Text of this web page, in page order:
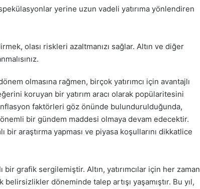
yerine uzun vadeli yatırıma yönlendiren
olası riskleri azaltmanızı sağlar. Altın ve diğer
olmasına rağmen, birçok yatırımcı için avantajlı
koruyan bir yatırım aracı olarak popülaritesini
faktörleri göz önünde bulundurulduğunda,
önemli bir gündem maddesi olmaya devam edecektir.
bir araştırma yapması ve piyasa koşullarını dikkatlice
bir grafik sergilemiştir. Altın, yatırımcılar için her zaman
döneminde talep artışı yaşamıştır. Bu yıl,